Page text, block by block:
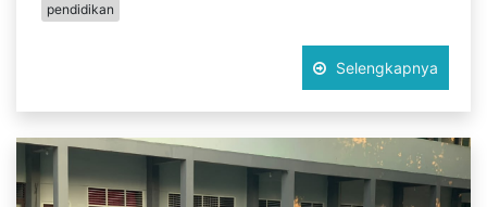
pendidikan
Selengkapnya